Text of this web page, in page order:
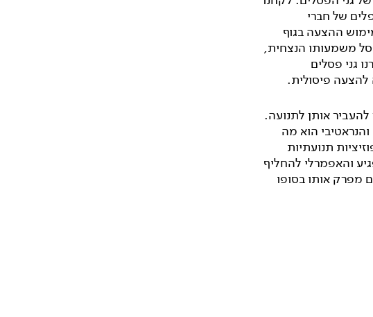
של חברי
מינכן ב 1973 ועבדנו על מימוש ההצעה בגוף
משמעותו הנצחית,
גני פסלים
להצעה פיסולית.
אותן לתנועה.
הוא מה
תנועתיות
והאפמרלי להחליף
מפרק אותו בסופו